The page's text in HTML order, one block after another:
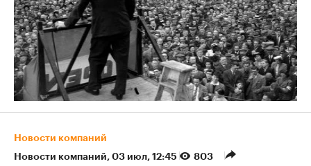
Новости компаний
Новости компаний⁠, 03 июл, 12:45 803